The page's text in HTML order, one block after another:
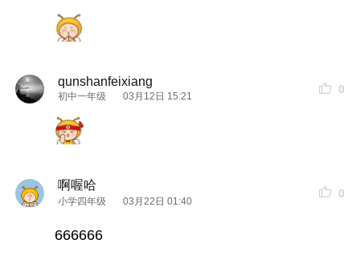
qunshanfeixiang
初中一年级 03月12日 15:21
0
啊喔哈
小学四年级 03月22日 01:40
0
666666